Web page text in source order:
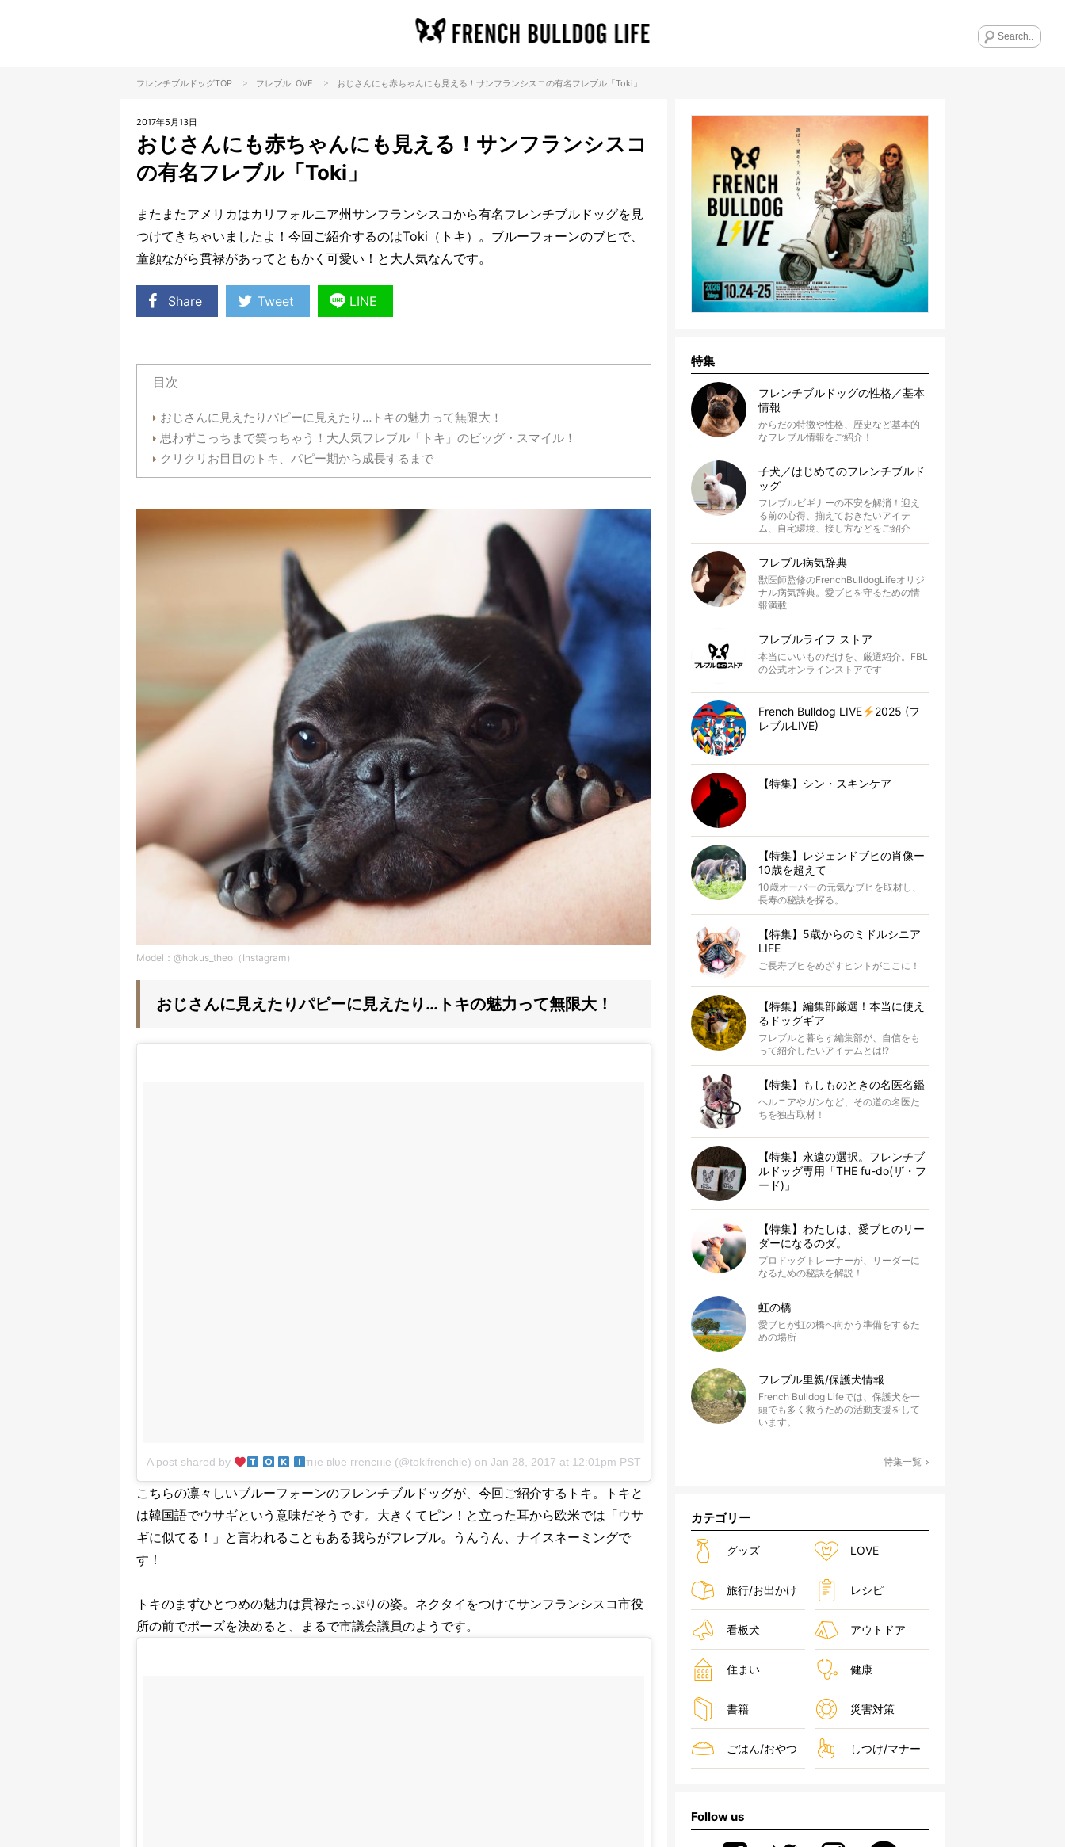
フレンチブルドッグTOP > フレブルLOVE > おじさんにも赤ちゃんにも見える！サンフランシスコの有名フレブル「Toki」
2017年5月13日
おじさんにも赤ちゃんにも見える！サンフランシスコ
の有名フレブル「Toki」
またまたアメリカはカリフォルニア州サンフランシスコから有名フレンチブルドッグを見
つけてきちゃいましたよ！今回ご紹介するのはToki（トキ）。ブルーフォーンのブヒで、
童顔ながら貫禄があってともかく可愛い！と大人気なんです。
Share Tweet LINE
目次
おじさんに見えたりパピーに見えたり…トキの魅力って無限大！
思わずこっちまで笑っちゃう！大人気フレブル「トキ」のビッグ・スマイル！
クリクリお目目のトキ、パピー期から成長するまで
Model：@hokus_theo（Instagram）
おじさんに見えたりパピーに見えたり…トキの魅力って無限大！
A post shared by тнe вlυe ғrencнιe (@tokifrenchie) onJan 28, 2017 at 12:01pm PST
こちらの凛々しいブルーフォーンのフレンチブルドッグが、今回ご紹介するトキ。トキと
は韓国語でウサギという意味だそうです。大きくてピン！と立った耳から欧米では「ウサ
ギに似てる！」と言われることもある我らがフレブル。うんうん、ナイスネーミングで
す！
トキのまずひとつめの魅力は貫禄たっぷりの姿。ネクタイをつけてサンフランシスコ市役
所の前でポーズを決めると、まるで市議会議員のようです。
特集
フレンチブルドッグの性格／基本
情報
からだの特徴や性格、歴史など基本的
なフレブル情報をご紹介！
子犬／はじめてのフレンチブルド
ッグ
フレブルビギナーの不安を解消！迎え
る前の心得、揃えておきたいアイテ
ム、自宅環境、接し方などをご紹介
フレブル病気辞典
獣医師監修のFrenchBulldogLifeオリジ
ナル病気辞典。愛ブヒを守るための情
報満載
フレブルライフ ストア
本当にいいものだけを、厳選紹介。FBL
の公式オンラインストアです
French Bulldog LIVE
2025 (フ
レブルLIVE)
【特集】シン・スキンケア
【特集】レジェンドブヒの肖像ー
10歳を超えて
10歳オーバーの元気なブヒを取材し、
長寿の秘訣を探る。
【特集】5歳からのミドルシニア
LIFE
ご長寿ブヒをめざすヒントがここに！
【特集】編集部厳選！本当に使え
るドッグギア
フレブルと暮らす編集部が、自信をも
って紹介したいアイテムとは!?
【特集】もしものときの名医名鑑
ヘルニアやガンなど、その道の名医た
ちを独占取材！
【特集】永遠の選択。フレンチブ
ルドッグ専用「THE fu-do(ザ・フ
ード)」
【特集】わたしは、愛ブヒのリー
ダーになるのダ。
プロドッグトレーナーが、リーダーに
なるための秘訣を解説！
虹の橋
愛ブヒが虹の橋へ向かう準備をするた
めの場所
フレブル里親/保護犬情報
French Bulldog Lifeでは、保護犬を一
頭でも多く救うための活動支援をして
います。
特集一覧
カテゴリー
グッズ LOVE
旅行/お出かけ レシピ
看板犬 アウトドア
住まい 健康
書籍 災害対策
ごはん/おやつ しつけ/マナー
Follow us